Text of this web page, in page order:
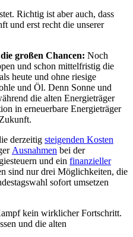
Richtig ist aber auch, dass
und erst recht die unserer
großen Chancen: Noch
und schon mittelfristig die
heute und ohne riesige
und Öl. Denn Sonne und
die alten Energieträger
in erneuerbare Energieträger
derzeitig steigenden Kosten
Ausnahmen bei der
und ein finanzieller
sind nur drei Möglichkeiten, die
sofort umsetzen
kein wirklicher Fortschritt.
und die alten